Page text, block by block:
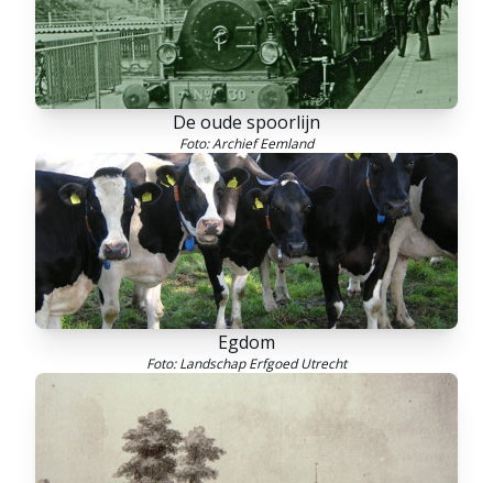
De oude spoorlijn
Foto: Archief Eemland
Egdom
Foto: Landschap Erfgoed Utrecht